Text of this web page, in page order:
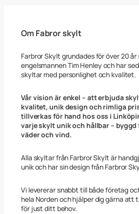
2
5
4
0
m
ä
n
g
d
Om Fabror skylt
Farbror Skylt grundades för över 20 år
engelsmannen Tim Henley och har
skyltar med personlighet och kvalitet.
Vår vision är enkel – att erbjuda
kvalitet, unik design och rimliga
tillverkas för hand hos oss i
varje skylt unik och hållbar –
väder och vind.
Alla skyltar från Farbror Skylt är
unik och har sin design från Farbror
Vi levererar snabbt till både företag
hela Norden och hjälper dig gärna att
för just ditt behov.